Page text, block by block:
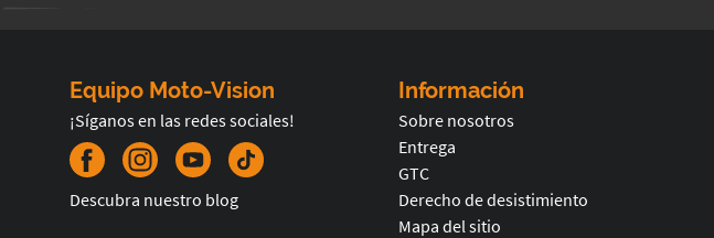
Equipo Moto-Vision
¡Síganos en las redes sociales!
Descubra nuestro blog
Información
Sobre nosotros
Entrega
GTC
Derecho de desistimiento
Mapa del sitio